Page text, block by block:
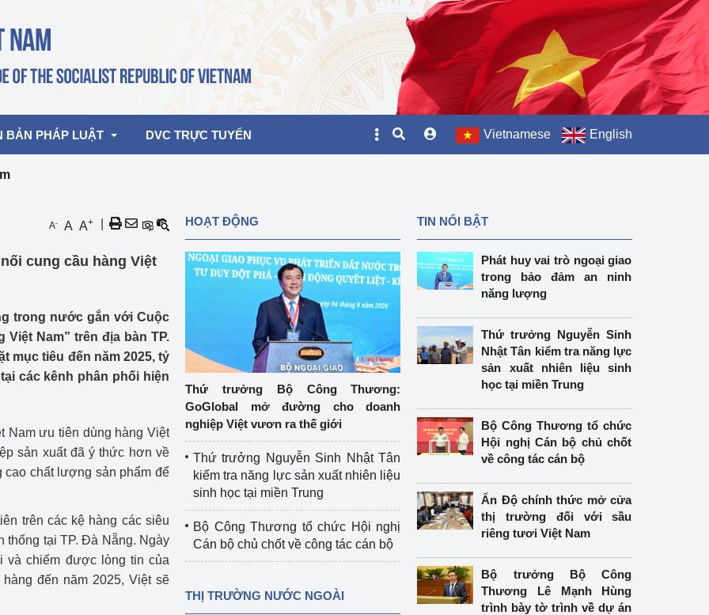
Hoạt động của Lãnh đạo Bộ
2026
luận
Họp báo
Điểm báo
Lâm Thủy sản
Tổ chức kiểm định kỹ thuật an toàn lao
động thuộc thẩm quyền quản lý của
Thương
BẢN PHÁP LUẬT DVC TRỰC TUYẾN Vietnamese English
A- A A+
cung cầu hàng Việt
trong nước gắn với Cuộc
Nam” trên địa bàn TP.
mục tiêu đến năm 2025, tỷ
các kênh phân phối hiện
Nam ưu tiên dùng hàng Việt
sản xuất đã ý thức hơn về
cao chất lượng sản phẩm để
trên các kệ hàng các siêu
thống tại TP. Đà Nẵng. Ngày
và chiếm được lòng tin của
đến năm 2025, Việt sẽ
HOẠT ĐỘNG
Thứ trưởng Bộ Công Thương:
GoGlobal mở đường cho doanh
nghiệp Việt vươn ra thế giới
Thứ trưởng Nguyễn Sinh Nhật Tân
kiểm tra năng lực sản xuất nhiên liệu
sinh học tại miền Trung
Bộ Công Thương tổ chức Hội nghị
Cán bộ chủ chốt về công tác cán bộ
THỊ TRƯỜNG NƯỚC NGOÀI
TIN NỔI BẬT
Phát huy vai trò ngoại giao
trong bảo đảm an ninh
năng lượng
Thứ trưởng Nguyễn Sinh
Nhật Tân kiểm tra năng lực
sản xuất nhiên liệu sinh
học tại miền Trung
Bộ Công Thương tổ chức
Hội nghị Cán bộ chủ chốt
về công tác cán bộ
Ấn Độ chính thức mở cửa
thị trường đối với sầu
riêng tươi Việt Nam
Bộ trưởng Bộ Công
Thương Lê Mạnh Hùng
trình bày tờ trình về dự án